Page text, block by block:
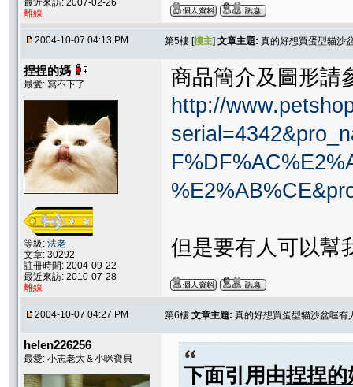
離線
2004-10-07 04:13 PM 第5樓 [樓主] 文章主題: 真的好想買蛋型貓沙
捏捏的媽
最愛: 寫不下了
等級: 法老
文章: 30292
註冊時間: 2004-09-22
最近來訪: 2010-07-28
離線
商品簡介及圖形請
http://
但是要有人可以幫
2004-10-07 04:27 PM 第6樓 文章主題: 真的好想買蛋型貓沙盆喔有
helen226256
最愛: 小志老大＆小咪寶貝
下面引用由捏捏的